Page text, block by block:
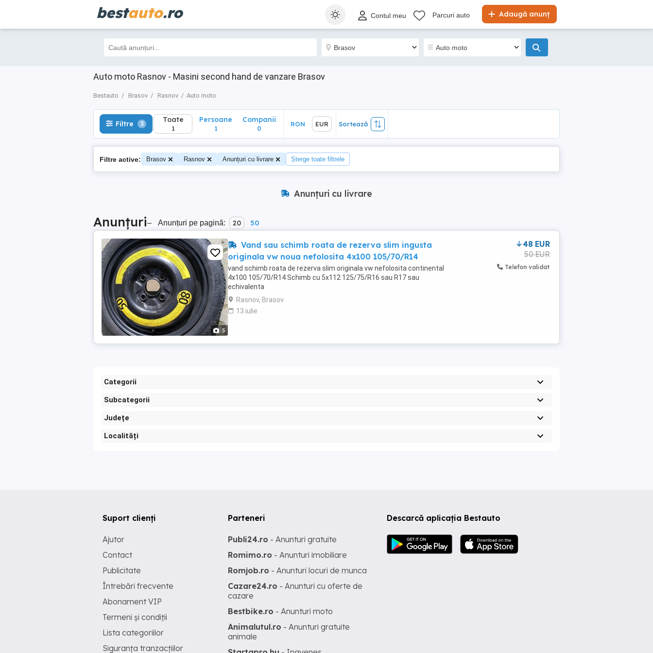
bestauto.ro Adaugă anunț
Contul meu Parcuri auto
Auto moto Rasnov - Masini second hand de vanzare Brasov
Bestauto Brasov Rasnov Auto moto
Filtre 3 Toate
1
Sortează
Filtre 3 Toate
1
Persoane
1
Companii
0
RON EUR Sortează
Filtre active: Brasov Rasnov Anunțuri cu livrare Șterge toate filtrele
Anunțuri cu livrare
Anunțuri– Anunțuri pe pagină: 20 50
5
Vand sau schimb roata de rezerva slim ingusta
originala vw noua nefolosita 4x100 105/70/R14
vand schimb roata de rezerva slim originala vw nefolosita continental
4x100 105/70/R14 Schimb cu 5x112 125/75/R16 sau R17 sau
echivalenta
Rasnov, Brasov
13 iulie
48 EUR
50 EUR
Telefon validat
Categorii
Subcategorii
Județe
Localități
Descarcă aplicația Bestauto
Suport clienți
Ajutor
Contact
Publicitate
Întrebări frecvente
Abonament VIP
Termeni și condiții
Lista categoriilor
Siguranța tranzacțiilor
Parteneri
Publi24.ro - Anunturi gratuite
Romimo.ro - Anunturi imobiliare
Romjob.ro - Anunturi locuri de munca
Cazare24.ro - Anunturi cu oferte de
cazare
Bestbike.ro - Anunturi moto
Animalutul.ro - Anunturi gratuite
animale